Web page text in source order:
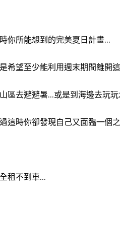
你所能想到的完美夏日計畫...
希望至少能利用週末期間離開
區去避避暑...或是到海邊去玩玩
這時你卻發現自己又面臨一個
租不到車...